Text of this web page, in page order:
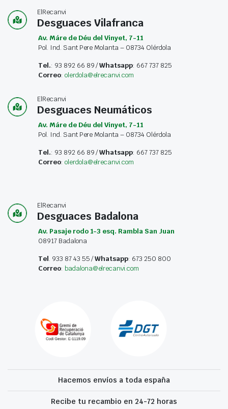
ElRecanvi
Desguaces Vilafranca
Av. Máre de Déu del Vinyet, 7-11
Pol. Ind. Sant Pere Molanta – 08734 Olérdola
Tel.: 93 892 66 89 /Whatsapp: 667 737 825
Correo: olerdola@elrecanvi.com
ElRecanvi
Desguaces Neumáticos
Av. Máre de Déu del Vinyet, 7-11
Pol. Ind. Sant Pere Molanta – 08734 Olérdola
Tel.: 93 892 66 89 /Whatsapp: 667 737 825
Correo: olerdola@elrecanvi.com
ElRecanvi
Desguaces Badalona
Av. Pasaje rodo 1-3 esq. Rambla San Juan
08917 Badalona
Tel. 933 87 43 55 /Whatsapp: 673 250 800
Correo: badalona@elrecanvi.com
Hacemos envíos a toda españa
Recibe tu recambio en 24-72 horas